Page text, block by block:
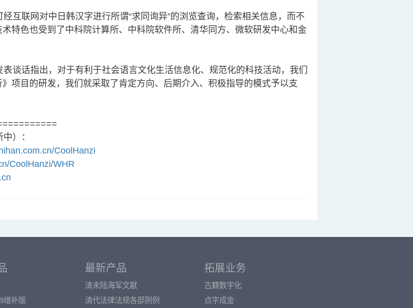
互联网对中日韩汉字进行所谓“求同询异”的浏览查询，检索相关信息，而不
特色也受到了中科院计算所、中科院软件所、清华同方、微软研发中心和金
谈话指出，对于有利于社会语言文化生活信息化、规范化的科技活动，我们
项目的研发，我们就采取了肯定方向、后期介入、积极指导的模式予以支
）：
CoolHanzi
CoolHanzi/WHR
增补版
最新产品
清末陆海军文献
清代法律法规各部则例
拓展业务
古籍数字化
点字成金